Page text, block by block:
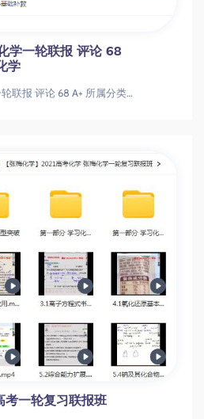
学一轮联报 评论 68
学
高中化学 2021木子化学一轮联报 评论 68 A+ 所属分类：高中化学高中化学 2021木子化学一轮联报 评论 68 A+
一轮复习联报班